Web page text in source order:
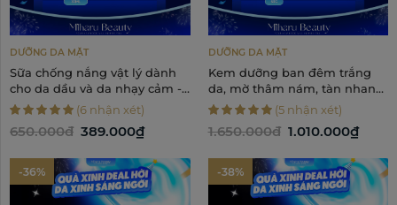
DƯỠNG DA MẶT
Sữa chống nắng vật lý dành
cho da dầu và da nhạy cảm -
Blanc2 UV Care SPF50+
PA++++ 30ml
(6 nhận xét)
650.000đ 389.000₫
DƯỠNG DA MẶT
Kem dưỡng ban đêm trắng
da, mờ thâm nám, tàn nhang
- Blanc2 Medicated
Whitening Face Cream 50g
(5 nhận xét)
1.650.000đ 1.010.000₫
-36% -38%